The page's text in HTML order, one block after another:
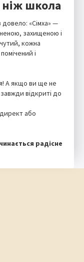
ніж школа
«Сімха» —
захищеною і
кожна
і
А якщо ви ще не
відкриті до
або
радісне